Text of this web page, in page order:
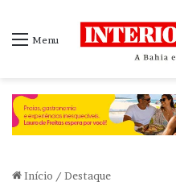
Menu
Início / Destaque